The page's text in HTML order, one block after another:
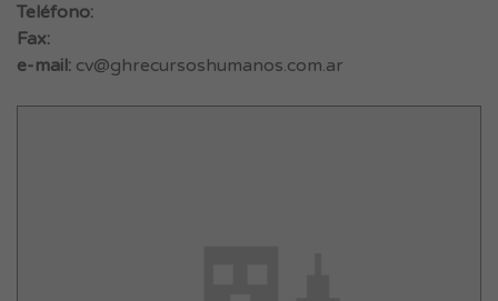
Teléfono:
Fax:
e-mail: cv@ghrecursoshumanos.com.ar